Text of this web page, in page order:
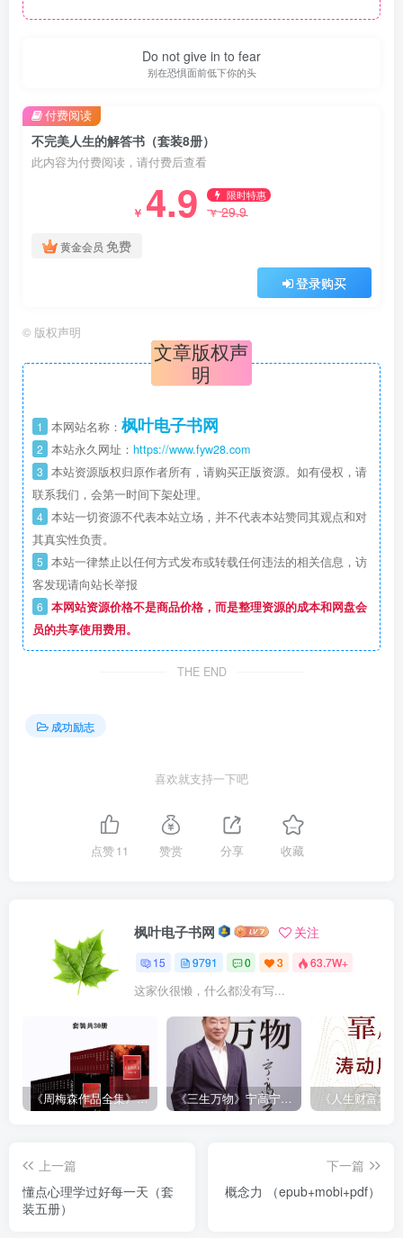
Do not give in to fear
别在恐惧面前低下你的头
不完美人生的解答书（套装8册）
此内容为付费阅读，请付费后查看
￥ 4.9 限时特惠
￥29.9
黄金会员 免费
登录购买
付费阅读
© 版权声明
文章版权声
明
1 本网站名称： 枫叶电子书网
2 本站永久网址： https://www.fyw28.com
3 本站资源版权归原作者所有，请购买正版资源。如有侵权，请
联系我们，会第一时间下架处理。
4 本站一切资源不代表本站立场，并不代表本站赞同其观点和对
其真实性负责。
5 本站一律禁止以任何方式发布或转载任何违法的相关信息，访
客发现请向站长举报
6 本网站资源价格不是商品价格，而是整理资源的成本和网盘会
员的共享使用费用。
THE END
成功励志
喜欢就支持一下吧
点赞11 赞赏 分享 收藏
枫叶电子书网 关注
15 9791 0 3 63.7W+
这家伙很懒，什么都没有写...
《周梅森作品全集》[共30册] 《三生万物》宁高宁（epub+mobi+azw3+pdf）
上一篇
懂点心理学过好每一天（套
装五册）
下一篇
概念力 （epub+mobi+pdf）